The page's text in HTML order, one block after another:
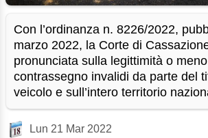
Con l’ordinanza n. 8226/2022,
marzo 2022, la Corte di
pronunciata sulla legittimità o meno
contrassegno invalidi da parte del
veicolo e sull’intero territorio
Lun 21 Mar 2022